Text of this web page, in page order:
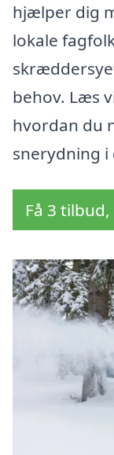
hjælper dig
lokale
behov. Læs
hvordan du
snerydning
Få 3